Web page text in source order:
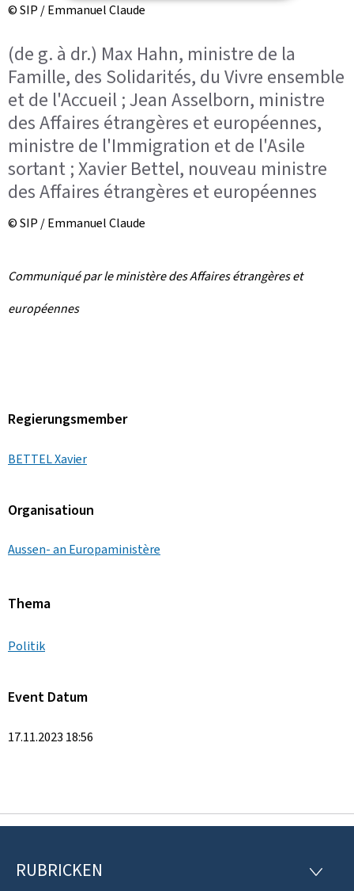
© SIP / Emmanuel Claude
(de g. à dr.) Max Hahn, ministre de la
Famille, des Solidarités, du Vivre ensemble
et de l'Accueil ; Jean Asselborn, ministre
des Affaires étrangères et européennes,
ministre de l'Immigration et de l'Asile
sortant ; Xavier Bettel, nouveau ministre
des Affaires étrangères et européennes
© SIP / Emmanuel Claude
Communiqué par le ministère des Affaires étrangères et
européennes
Regierungsmember
BETTEL Xavier
Organisatioun
Aussen- an Europaministère
Thema
Politik
Event Datum
17.11.2023 18:56
F
RUBRICKEN
R